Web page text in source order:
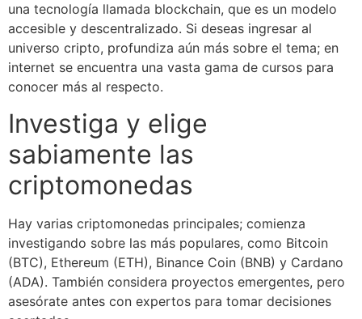
una tecnología llamada blockchain, que es un modelo
accesible y descentralizado. Si deseas ingresar al
universo cripto, profundiza aún más sobre el tema; en
internet se encuentra una vasta gama de cursos para
conocer más al respecto.
Investiga y elige
sabiamente las
criptomonedas
Hay varias criptomonedas principales; comienza
investigando sobre las más populares, como Bitcoin
(BTC), Ethereum (ETH), Binance Coin (BNB) y Cardano
(ADA). También considera proyectos emergentes, pero
asesórate antes con expertos para tomar decisiones